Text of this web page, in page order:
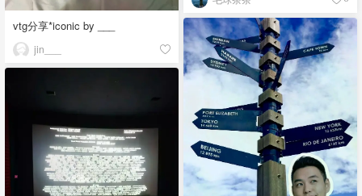
vtg分享*iconic by ___
jin___